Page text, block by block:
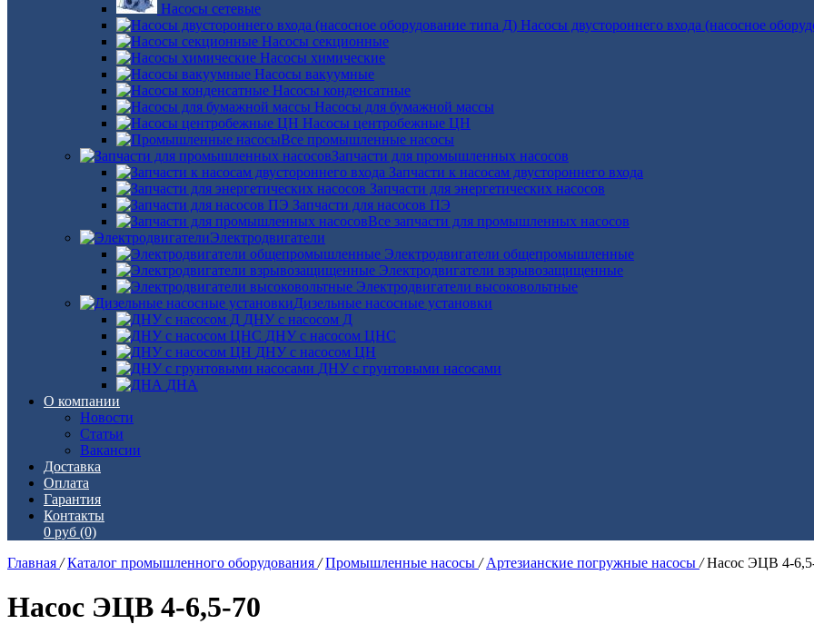
Насосы сетевые
Насосы двустороннего входа (насосное
Насосы секционные
Насосы химические
Насосы вакуумные
Насосы конденсатные
Насосы для бумажной массы
Насосы центробежные ЦН
Все промышленные насосы
Запчасти для промышленных насосов
Запчасти к насосам двустороннего входа
Запчасти для энергетических насосов
Запчасти для насосов ПЭ
Все запчасти для промышленных насосов
Электродвигатели
Электродвигатели общепромышленные
Электродвигатели взрывозащищенные
Электродвигатели высоковольтные
Дизельные насосные установки
ДНУ с насосом Д
ДНУ с насосом ЦНС
ДНУ с насосом ЦН
ДНУ с грунтовыми насосами
ДНА
О компании
Новости
Статьи
Вакансии
Доставка
Оплата
Гарантия
Контакты
0 руб (0)
Главная / Каталог промышленного оборудования / Промышленные насосы / Артезианские погружные насосы / Насос ЭЦВ 4-
Насос ЭЦВ 4-6,5-70